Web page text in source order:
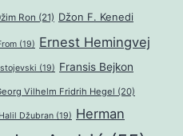
Ron (21) Džon F. Kenedi
(19) Ernest Hemingvej
(19) Fransis Bejkon
Vilhelm Fridrih Hegel (20)
Halil Džubran (19) Herman